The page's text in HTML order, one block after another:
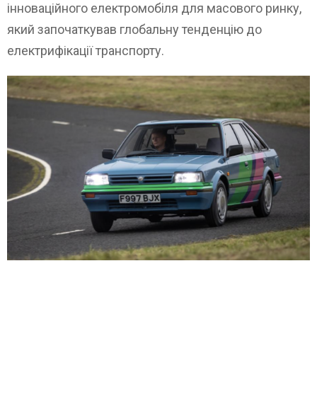
інноваційного електромобіля для масового ринку,
який започаткував глобальну тенденцію до
електрифікації транспорту.